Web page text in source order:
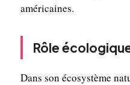
américaines.
Rôle
Dans son écosystème